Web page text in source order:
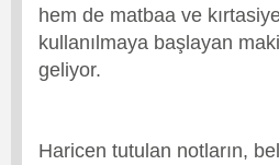
hem de matbaa ve
kullanılmaya başlayan
geliyor.
Haricen tutulan notların,